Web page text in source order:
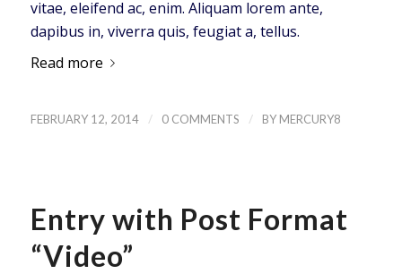
vitae, eleifend ac, enim. Aliquam lorem ante,
dapibus in, viverra quis, feugiat a, tellus.
Read more
FEBRUARY 12, 2014 / 0 COMMENTS / BY MERCURY8
Entry with Post Format
“Video”